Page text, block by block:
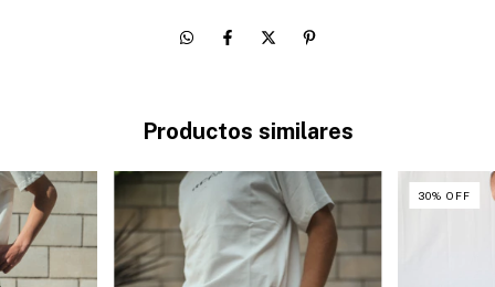
Productos similares
30%OFF